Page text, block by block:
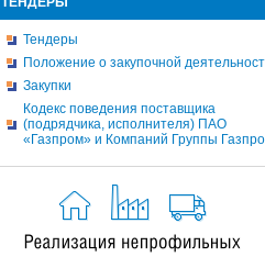
Тендеры
Положение о закупочной
Закупки
Кодекс поведения поставщика
(подрядчика, исполнителя) ПАО
«Газпром» и Компаний Группы